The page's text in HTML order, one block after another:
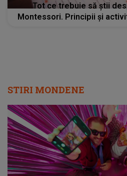
Tot ce trebuie să știi
Montessori. Principii și
STIRI MONDENE